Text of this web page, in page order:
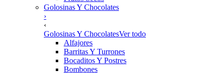
Golosinas Y Chocolates
›
‹
Golosinas Y ChocolatesVer todo
Alfajores
Barritas Y Turrones
Bocaditos Y Postres
Bombones